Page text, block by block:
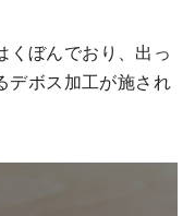
くぼんでおり、出っ
デボス加工が施され